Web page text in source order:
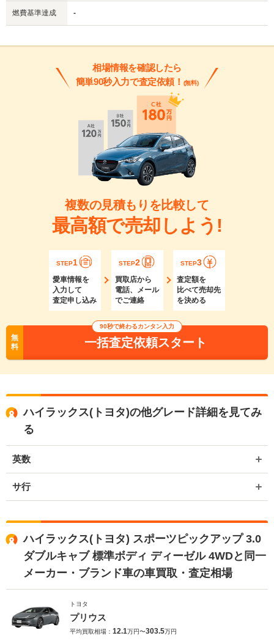
燃費基準達成 -
相場情報を確認したら
簡単90秒入力で査定依頼！ (無料)
複数の見積もりを比較して
最高額で売却しよう!
STEP1
愛車情報を
入力して
査定申し込み
STEP2
買取店から
電話、メール
でご連絡
STEP3
査定額を
比べて売却先
を決める
無
料
90秒で終わるカンタン入力
一括査定依頼スタート
ハイラックス(トヨタ)の他グレード詳細を見てみ
る
英数
サ行
ハイラックス(トヨタ) スポーツピックアップ 3.0
ダブルキャブ 標準ボディ ディーゼル 4WDと同一
メーカー・ブランド車の車買取・査定相場
トヨタ
プリウス
平均買取相場： 12.1万円〜303.5万円